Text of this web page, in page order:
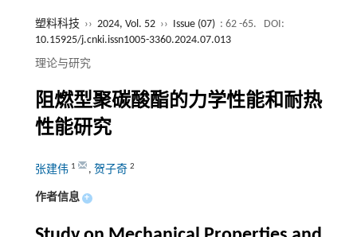
塑料科技 ›› 2024, Vol. 52 ›› Issue (07) : 62 -65.
DOI:
10.15925/j.cnki.issn1005-3360.2024.07.013
理论与研究
阻燃型聚碳酸酯的力学性能和耐热
性能研究
张建伟 1 , 贺子奇 2
作者信息 +